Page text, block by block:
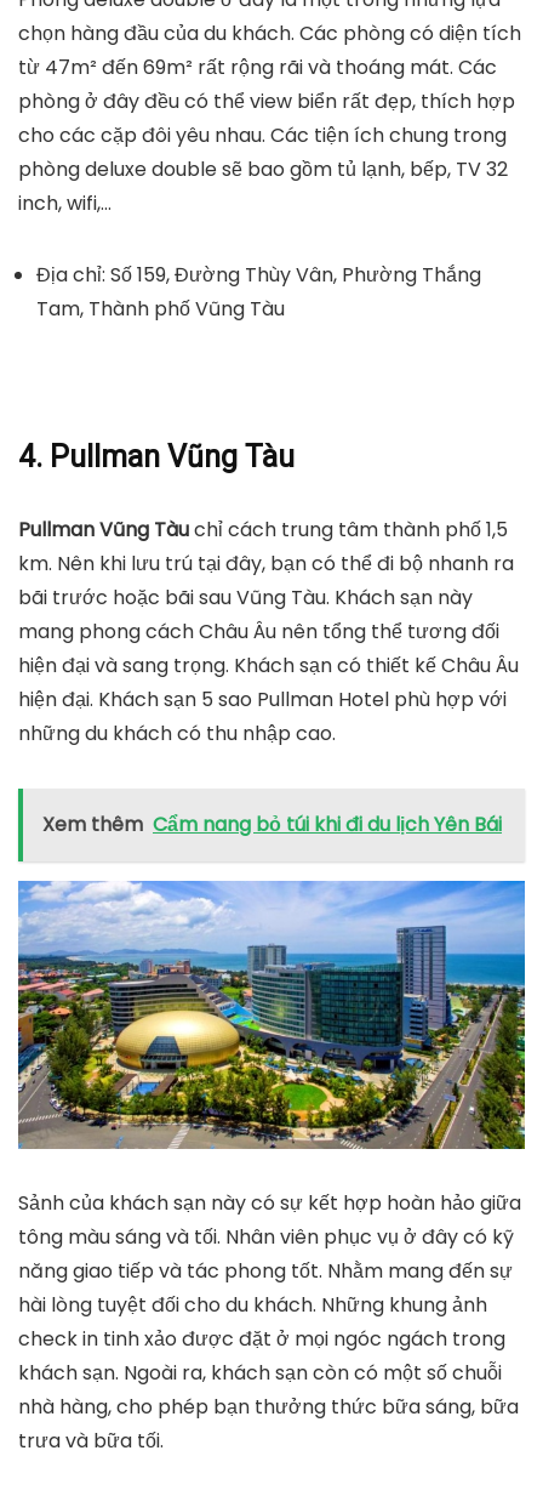
chọn hàng đầu của du khách. Các phòng có diện tích
từ 47m² đến 69m² rất rộng rãi và thoáng mát. Các
phòng ở đây đều có thể view biển rất đẹp, thích hợp
cho các cặp đôi yêu nhau. Các tiện ích chung trong
phòng deluxe double sẽ bao gồm tủ lạnh, bếp, TV 32
inch, wifi,…
Địa chỉ: Số 159, Đường Thùy Vân, Phường Thắng
Tam, Thành phố Vũng Tàu
4. Pullman Vũng Tàu
Pullman Vũng Tàuchỉ cách trung tâm thành phố 1,5
km. Nên khi lưu trú tại đây, bạn có thể đi bộ nhanh ra
bãi trước hoặc bãi sau Vũng Tàu. Khách sạn này
mang phong cách Châu Âu nên tổng thể tương đối
hiện đại và sang trọng. Khách sạn có thiết kế Châu Âu
hiện đại. Khách sạn 5 sao Pullman Hotel phù hợp với
những du khách có thu nhập cao.
Xem thêm Cẩm nang bỏ túi khi đi du lịch Yên Bái
Sảnh của khách sạn này có sự kết hợp hoàn hảo giữa
tông màu sáng và tối. Nhân viên phục vụ ở đây có kỹ
năng giao tiếp và tác phong tốt. Nhằm mang đến sự
hài lòng tuyệt đối cho du khách. Những khung ảnh
check in tinh xảo được đặt ở mọi ngóc ngách trong
khách sạn. Ngoài ra, khách sạn còn có một số chuỗi
nhà hàng, cho phép bạn thưởng thức bữa sáng, bữa
trưa và bữa tối.